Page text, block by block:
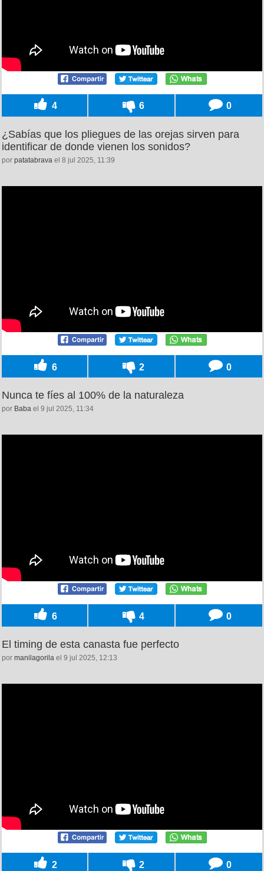
4 6 0
¿Sabías que los pliegues de las orejas sirven para
identificar de donde vienen los sonidos?
por patatabrava el 8 jul 2025, 11:39
6 2 0
Nunca te fíes al 100% de la naturaleza
por Baba el 9 jul 2025, 11:34
6 4 0
El timing de esta canasta fue perfecto
por manilagorila el 9 jul 2025, 12:13
2 2 0